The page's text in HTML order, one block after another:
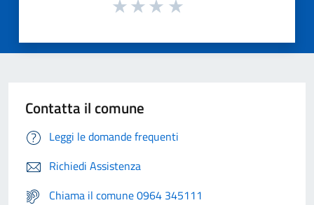
Contatta il comune
Leggi le domande frequenti
Richiedi Assistenza
Chiama il comune 0964 345111